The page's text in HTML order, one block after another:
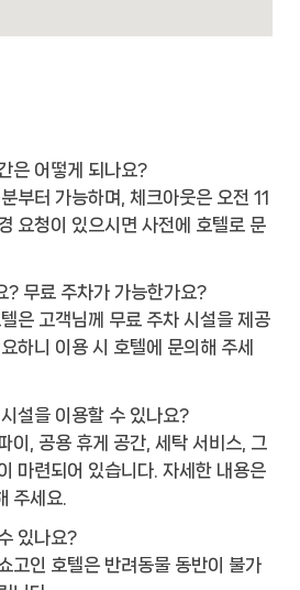
은 어떻게 되나요?
부터 가능하며, 체크아웃은 오전 11
요청이 있으시면 사전에 호텔로 문
? 무료 주차가 가능한가요?
은 고객님께 무료 주차 시설을 제공
하니 이용 시 호텔에 문의해 주세
설을 이용할 수 있나요?
이, 공용 휴게 공간, 세탁 서비스, 그
마련되어 있습니다. 자세한 내용은
주세요.
있나요?
고인 호텔은 반려동물 동반이 불가